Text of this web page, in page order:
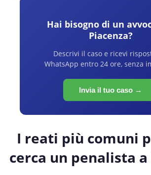
Hai bisogno di un
Piacenza?
Descrivi il caso e ricevi
WhatsApp entro 24 ore, senza
Invia il tuo caso →
I reati più comuni
cerca un penalista a